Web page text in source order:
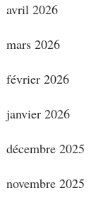
avril 2026
mars 2026
février 2026
janvier 2026
décembre 2025
novembre 2025